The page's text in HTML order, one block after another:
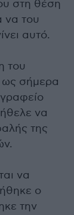
στη θέση
να του
αυτό.
του
σήμερα
να
της
να
ο
την